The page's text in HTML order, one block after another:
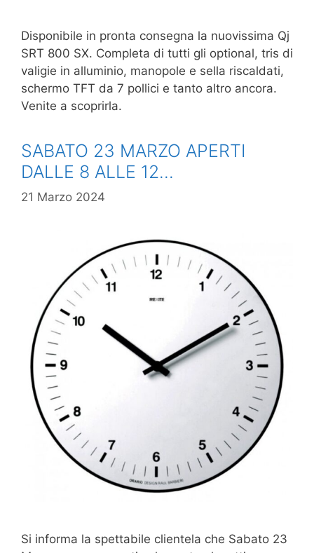
Disponibile in pronta consegna la nuovissima Qj
SRT 800 SX. Completa di tutti gli optional, tris di
valigie in alluminio, manopole e sella riscaldati,
schermo TFT da 7 pollici e tanto altro ancora.
Venite a scoprirla.
SABATO 23 MARZO APERTI
DALLE 8 ALLE 12…
21 Marzo 2024
Si informa la spettabile clientela che Sabato 23